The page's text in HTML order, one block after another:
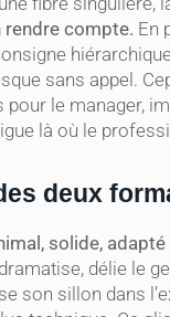
rendre compte. En
sans appel.
pour le manager,
là où le
deux
solide,
délie le
son sillon dans